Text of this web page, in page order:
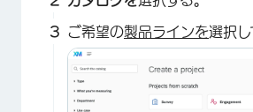
ご希望の製品ラインを選択し